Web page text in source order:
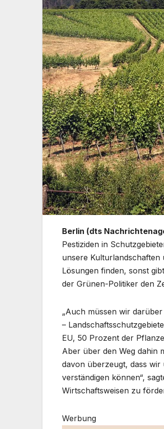
Berlin (dts
Pestiziden in
unsere Kulturlandschaften
Lösungen finden, sonst
der Grünen-Politiker den
„Auch müssen wir
–
EU, 50 Prozent der
Aber über den Weg dahin
davon überzeugt, dass
verständigen können“,
Wirtschaftsweisen zu
Werbung